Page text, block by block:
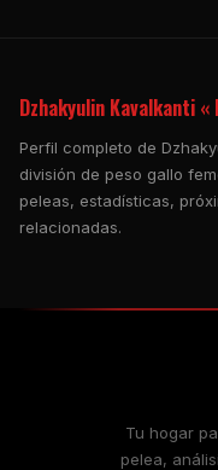
Dzhakyulin Kavalkanti
Perfil completo de
división de peso gallo
peleas, estadísticas,
relacionadas.
Tu hogar
pelea,